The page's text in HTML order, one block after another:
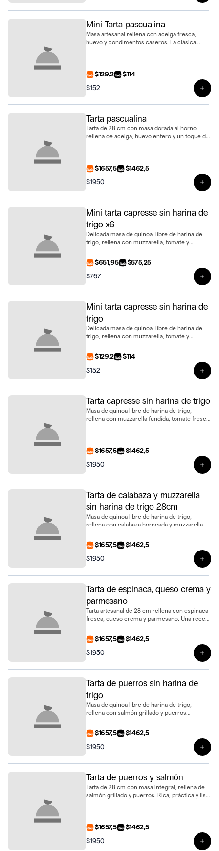
Mini Tarta pascualina
Masa artesanal rellena con acelga fresca,
huevo y condimentos caseros. La clásica
$129,2
$114
$152
Ver
Tarta pascualina
Tarta de 28 cm con masa dorada al horno,
rellena de acelga, huevo entero y un toque de
$1657,5
$1462,5
$1950
Ver
Mini tarta capresse sin harina de
trigo x6
Delicada masa de quinoa, libre de harina de
trigo, rellena con muzzarella, tomate y
formato mini, presentado en bandeja de 6
unidades
$651,95
$575,25
$767
Mini tarta capresse sin harina de
trigo
Delicada masa de quinoa, libre de harina de
trigo, rellena con muzzarella, tomate y
formato mini
$129,2
$114
$152
Tarta capresse sin harina de trigo
Masa de quinoa libre de harina de trigo,
rellena con muzzarella fundida, tomate fresco
$1657,5
$1462,5
$1950
Tarta de calabaza y muzzarella
sin harina de trigo 28cm
Masa de quinoa libre de harina de trigo,
rellena con calabaza horneada y muzzarella
clásico, en tamaño de 28 cm
$1657,5
$1462,5
$1950
Tarta de espinaca, queso crema y
parmesano
Tarta artesanal de 28 cm rellena con espinaca
fresca, queso crema y parmesano. Una receta
$1657,5
$1462,5
$1950
Tarta de puerros sin harina de
trigo
Masa de quinoa libre de harina de trigo,
rellena con salmón grillado y puerros
diferente, ideal para compartir
$1657,5
$1462,5
$1950
Tarta de puerros y salmón
Tarta de 28 cm con masa integral, rellena de
salmón grillado y puerros. Rica, práctica y lista
$1657,5
$1462,5
$1950
Ver